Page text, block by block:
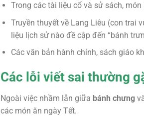
Trong các tài liệu cổ và sử sách,
Truyền thuyết về Lang Liêu (con trai
liệu lịch sử nào đề cập đến “bánh
Các văn bản hành chính, sách giáo
Các lỗi viết sai thường
Ngoài việc nhầm lẫn giữa bánh chưng
các món ăn ngày Tết.